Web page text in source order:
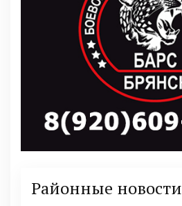
Районные новости